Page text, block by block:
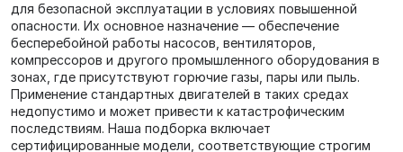
для безопасной эксплуатации в условиях повышенной
опасности. Их основное назначение — обеспечение
бесперебойной работы насосов, вентиляторов,
компрессоров и другого промышленного оборудования в
зонах, где присутствуют горючие газы, пары или пыль.
Применение стандартных двигателей в таких средах
недопустимо и может привести к катастрофическим
последствиям. Наша подборка включает
сертифицированные модели, соответствующие строгим